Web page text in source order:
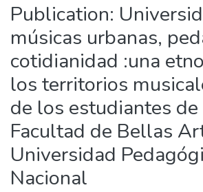
Publication:
músicas urbanas,
cotidianidad :una
los territorios
de los estudiantes
Facultad de Bellas
Universidad
Nacional